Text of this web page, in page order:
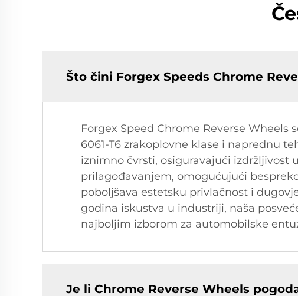
Što čini Forgex Speeds Chrome
Forgex Speed Chrome Reverse
6061-T6 zrakoplovne klase i naprednu
iznimno čvrsti, osiguravajući izdržljivost
prilagođavanjem, omogućujući
poboljšava estetsku privlačnost i
godina iskustva u industriji, naša
najboljim izborom za automobilske
Je li Chrome Reverse Wheels